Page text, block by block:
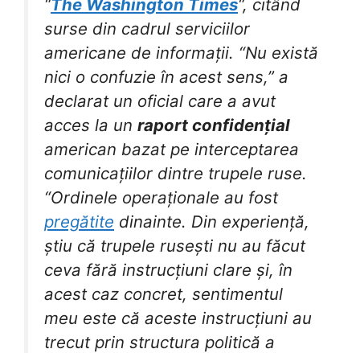
“The Washington Times“, citând
surse din cadrul serviciilor
americane de informații. “Nu există
nici o confuzie în acest sens,” a
declarat un oficial care a avut
acces la un raport confidențial
american bazat pe interceptarea
comunicațiilor dintre trupele ruse.
“Ordinele operaționale au fost
pregătite dinainte. Din experiență,
știu că trupele rusești nu au făcut
ceva fără instrucțiuni clare și, în
acest caz concret, sentimentul
meu este că aceste instrucțiuni au
trecut prin structura politică a